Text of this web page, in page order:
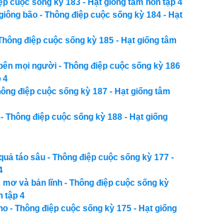
Hạt giống tâm hồn kích vào đây.
cách truy cập lịch vạn niên trên
niên của chúng tôi không chỉ có các
đổi lịch dương sang lịch âm,
lịch can
giờ Hoàng Đạo – Hắc Đạo, xem
thư,
xem ngày theo nhị thập bát tú
năng nâng cao khác như
theo Đổng Công tuyển nhật (12
, xem ngày xuất hành theo Khổng Minh
xem giờ tốt theo Lý Thuần Phong
tốt xấu theo dân gian…nên vinh dự
cuộc sống kỳ 183 - Hạt giống tâm hồn tập 4
bão - Thông điệp cuộc sống kỳ 184 - Hạt
điệp cuộc sống kỳ 185 - Hạt giống tâm
mọi người - Thông điệp cuộc sống kỳ 186
4
điệp cuộc sống kỳ 187 - Hạt giống tâm
Thông điệp cuộc sống kỳ 188 - Hạt giống
táo sâu - Thông điệp cuộc sống kỳ 177 -
và bản lĩnh - Thông điệp cuộc sống kỳ
tập 4
- Thông điệp cuộc sống kỳ 175 - Hạt giống